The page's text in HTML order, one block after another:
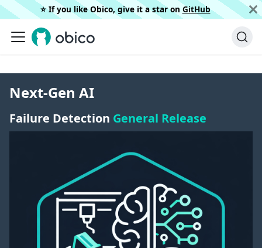
⭐️ If you like Obico, give it a star on GitHub
Next-Gen AI
Failure Detection General Release